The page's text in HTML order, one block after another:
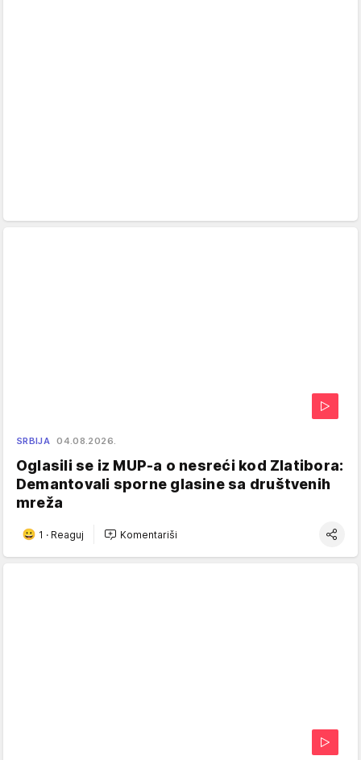
SRBIJA 04.08.2026.
Oglasili se iz MUP-a o nesreći kod Zlatibora:
Demantovali sporne glasine sa društvenih
mreža
1 · Reaguj Komentariši